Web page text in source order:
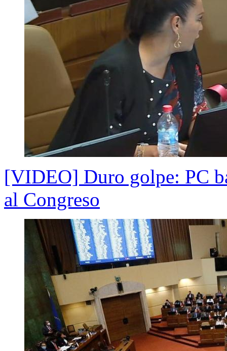
[VIDEO] Duro golpe: PC
al Congreso